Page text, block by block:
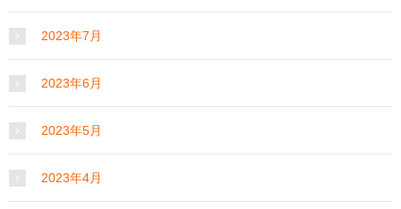
2023年7月
2023年6月
2023年5月
2023年4月